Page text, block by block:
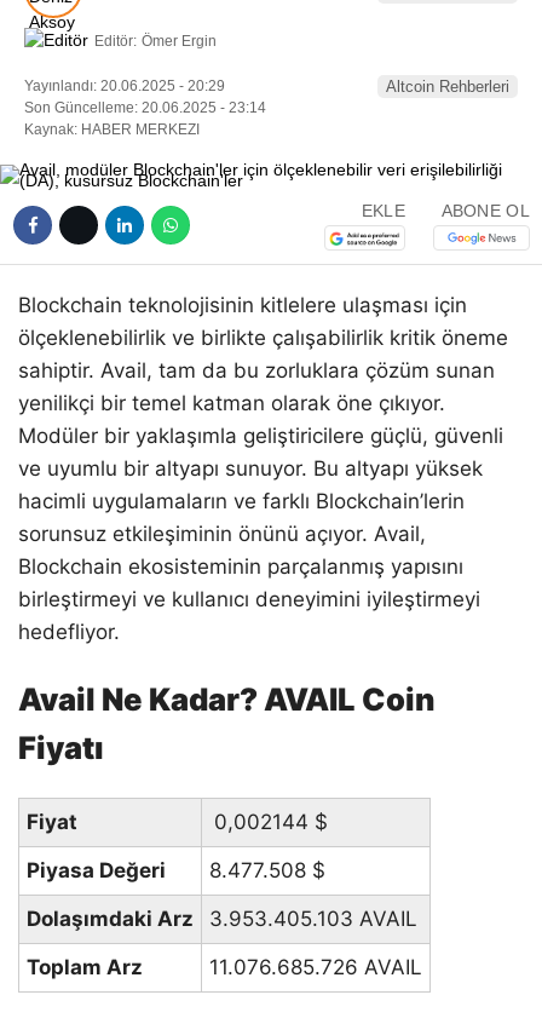
Editör: Ömer Ergin
Yayınlandı: 20.06.2025 - 20:29
Son Güncelleme: 20.06.2025 - 23:14
Kaynak: HABER MERKEZI
Altcoin Rehberleri
EKLE ABONE OL
Blockchain teknolojisinin kitlelere ulaşması için
ölçeklenebilirlik ve birlikte çalışabilirlik kritik öneme
sahiptir. Avail, tam da bu zorluklara çözüm sunan
yenilikçi bir temel katman olarak öne çıkıyor.
Modüler bir yaklaşımla geliştiricilere güçlü, güvenli
ve uyumlu bir altyapı sunuyor. Bu altyapı yüksek
hacimli uygulamaların ve farklı Blockchain’lerin
sorunsuz etkileşiminin önünü açıyor. Avail,
Blockchain ekosisteminin parçalanmış yapısını
birleştirmeyi ve kullanıcı deneyimini iyileştirmeyi
hedefliyor.
Avail Ne Kadar? AVAIL Coin
Fiyatı
Fiyat 0,002144 $
Piyasa Değeri
8.477.508 $
Dolaşımdaki Arz
3.953.405.103 AVAIL
Toplam Arz
11.076.685.726 AVAIL